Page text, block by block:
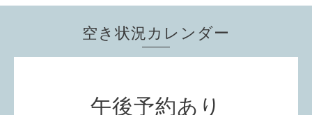
空き状況カレンダー
午後予約あり